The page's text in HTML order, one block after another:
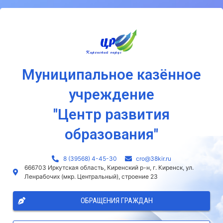
Муниципальное казённое
учреждение
"Центр развития
образования"
8 (39568) 4-45-30
сro@38kir.ru
666703 Иркутская область, Киренский р-н, г. Киренск, ул.
Ленрабочих (мкр. Центральный), строение 23
ОБРАЩЕНИЯ ГРАЖДАН